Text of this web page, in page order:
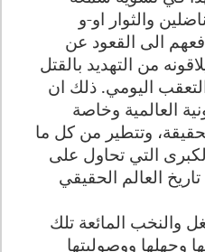
والثوار او-و
الى القعود عن
من التهديد بالقتل
اليومي. ذلك ان
العالمية وخاصة
وتتطير من كل ما
التي تحاول على
العالم الحقيقي
والنخب المائعة تلك
وجهلها ووصوليتها